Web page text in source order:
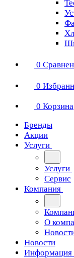
0
0
0 Корзина
Бренды
Акции
Услуги
Услуги
Сервис
Компания
О
Новости
Информация